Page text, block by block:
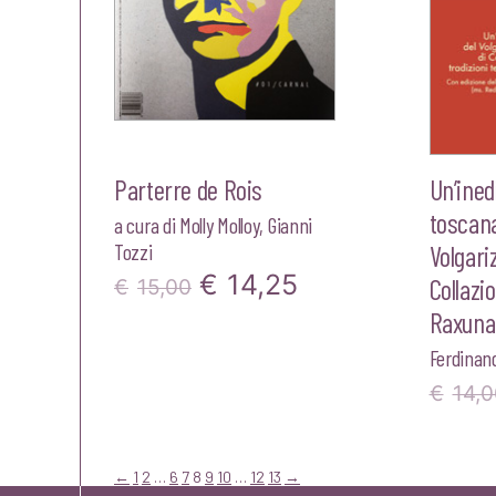
Parterre de Rois
a cura di Molly Molloy, Gianni
Tozzi
€ 15,00 Il
€ 14,25
€
← 1 2 … 6 7 8 9 10 … 12 13 →